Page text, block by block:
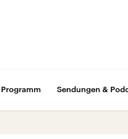
Programm Sendungen &